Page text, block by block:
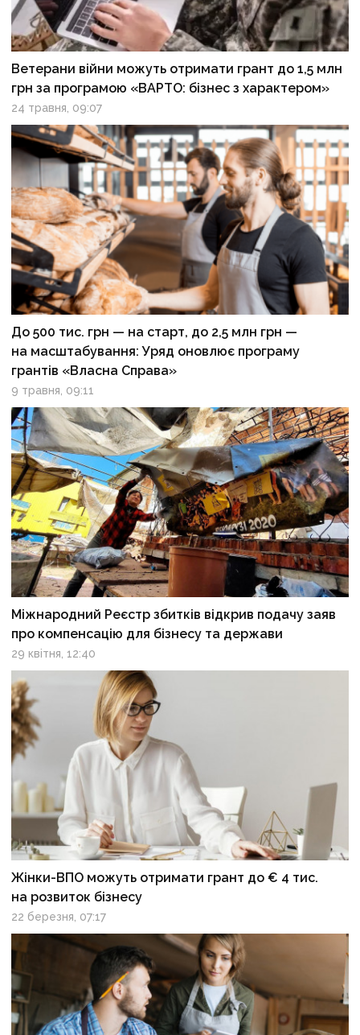
Ветерани війни можуть отримати грант до 1,5 млн
грн за програмою «ВАРТО: бізнес з характером»
24 травня, 09:07
До 500 тис. грн — на старт, до 2,5 млн грн —
на масштабування: Уряд оновлює програму
грантів «Власна Справа»
9 травня, 09:11
Міжнародний Реєстр збитків відкрив подачу заяв
про компенсацію для бізнесу та держави
29 квітня, 12:40
Жінки-ВПО можуть отримати грант до € 4 тис.
на розвиток бізнесу
22 березня, 07:17